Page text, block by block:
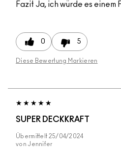
Fazit Ja, ich würde es einem
0 5
Diese Bewertung Markieren
SUPER DECKKRAFT
Übermittelt 25/04/2024
von Jennifer